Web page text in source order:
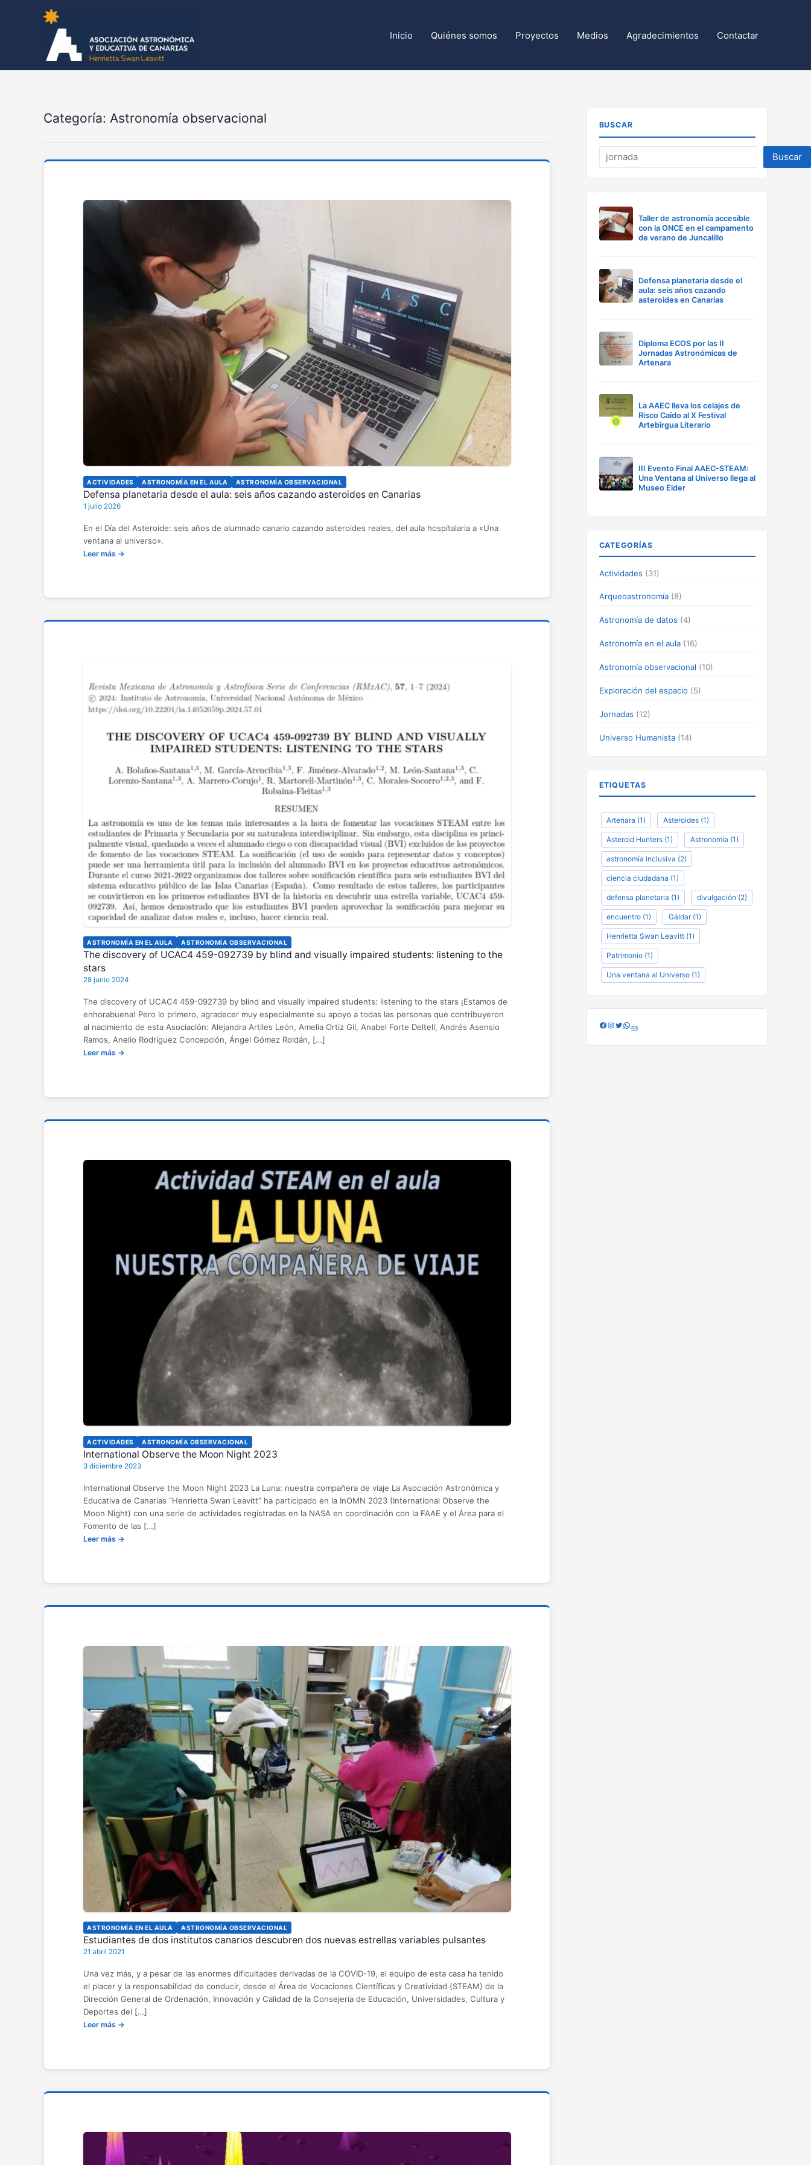
Inicio Quiénes somos Proyectos Medios Agradecimientos Contactar
Categoría: Astronomía observacional
ACTIVIDADES ASTRONOMÍA EN EL AULA ASTRONOMÍA OBSERVACIONAL
Defensa planetaria desde el aula: seis años cazando asteroides en Canarias
1 julio 2026
En el Día del Asteroide: seis años de alumnado canario cazando asteroides reales, del aula hospitalaria a «Una
ventana al universo».
Leer más →
ASTRONOMÍA EN EL AULA ASTRONOMÍA OBSERVACIONAL
The discovery of UCAC4 459-092739 by blind and visually impaired students: listening to the
stars
28 junio 2024
The discovery of UCAC4 459-092739 by blind and visually impaired students: listening to the stars ¡Estamos de
enhorabuena! Pero lo primero, agradecer muy especialmente su apoyo a todas las personas que contribuyeron
al nacimiento de esta Asociación: Alejandra Artiles León, Amelia Ortiz Gil, Anabel Forte Deltell, Andrés Asensio
Ramos, Anelio Rodríguez Concepción, Ángel Gómez Roldán, […]
Leer más →
ACTIVIDADES ASTRONOMÍA OBSERVACIONAL
International Observe the Moon Night 2023
3 diciembre 2023
International Observe the Moon Night 2023 La Luna: nuestra compañera de viaje La Asociación Astronómica y
Educativa de Canarias “Henrietta Swan Leavitt” ha participado en la InOMN 2023 (International Observe the
Moon Night) con una serie de actividades registradas en la NASA en coordinación con la FAAE y el Área para el
Fomento de las […]
Leer más →
ASTRONOMÍA EN EL AULA ASTRONOMÍA OBSERVACIONAL
Estudiantes de dos institutos canarios descubren dos nuevas estrellas variables pulsantes
21 abril 2021
Una vez más, y a pesar de las enormes dificultades derivadas de la COVID-19, el equipo de esta casa ha tenido
el placer y la responsabilidad de conducir, desde el Área de Vocaciones Científicas y Creatividad (STEAM) de la
Dirección General de Ordenación, Innovación y Calidad de la Consejería de Educación, Universidades, Cultura y
Deportes del […]
Leer más →
BUSCAR
Buscar
Taller de astronomía accesible
con la ONCE en el campamento
de verano de Juncalillo
Defensa planetaria desde el
aula: seis años cazando
asteroides en Canarias
Diploma ECOS por las II
Jornadas Astronómicas de
Artenara
La AAEC lleva los celajes de
Risco Caído al X Festival
Artebirgua Literario
III Evento Final AAEC-STEAM:
Una Ventana al Universo llega al
Museo Elder
CATEGORÍAS
Actividades(31)
Arqueoastronomía(8)
Astronomía de datos(4)
Astronomía en el aula(16)
Astronomía observacional(10)
Exploración del espacio(5)
Jornadas(12)
Universo Humanista(14)
ETIQUETAS
Artenara (1) Asteroides(1)
Asteroid Hunters(1) Astronomía (1)
astronomía inclusiva (2)
ciencia ciudadana (1)
defensa planetaria (1) divulgación (2)
encuentro(1) Gáldar(1)
Henrietta Swan Leavitt(1)
Patrimonio(1)
Una ventana al Universo(1)
Facebook InstagramTwitter WhatsApp Correo electrónico